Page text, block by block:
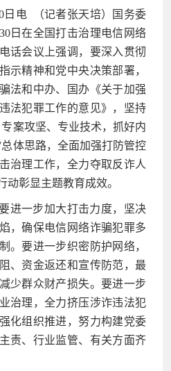
电 （记者张天培）国务委
日在全国打击治理电信网络
话会议上强调，要深入贯彻
示精神和党中央决策部署，
法和中办、国办《关于加强
法犯罪工作的意见》，坚持
案攻坚、专业技术，抓好内
体思路，全面加强打防管控
治理工作，全力夺取反诈人
动彰显主题教育成效。
一步加大打击力度，坚决
，确保电信网络诈骗犯罪多
。要进一步织密防护网络，
、资金返还和宣传防范，最
少群众财产损失。要进一步
治理，全力挤压涉诈违法犯
化组织推进，努力构建党委
责、行业监管、有关方面齐